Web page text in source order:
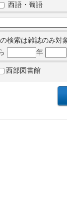
西語・葡語
検索は雑誌のみ対
年
西部図書館